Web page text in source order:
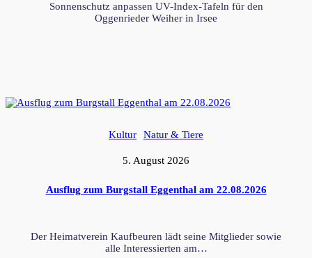
Sonnenschutz anpassen UV-Index-Tafeln für den
Oggenrieder Weiher in Irsee
Kultur Natur & Tiere
5. August 2026
Ausflug zum Burgstall Eggenthal am 22.08.2026
Der Heimatverein Kaufbeuren lädt seine Mitglieder sowie
alle Interessierten am…